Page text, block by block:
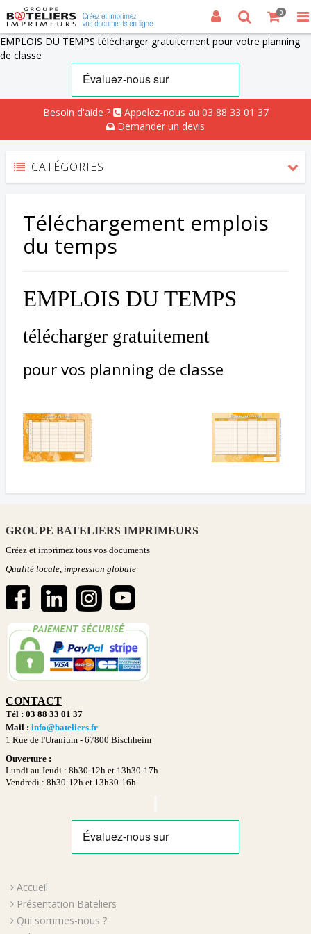
EMPLOIS DU TEMPS télécharger gratuitement pour votre planning
de classe
Besoin d'aide ?
Appelez-nous au 03 88 33 01 37
Demander un devis
0
CATÉGORIES
Téléchargement emplois
du temps
EMPLOIS DU TEMPS
télécharger gratuitement
pour vos planning de classe
GROUPE BATELIERS IMPRIMEURS
Créez et imprimez tous vos documents
Qualité locale, impression globale
CONTACT
Tél : 03 88 33 01 37
Mail : info@bateliers.fr
1 Rue de l'Uranium - 67800 Bischheim
Ouverture :
Lundi au Jeudi : 8h30-12h et 13h30-17h
Vendredi : 8h30-12h et 13h30-16h
Accueil
Présentation Bateliers
Qui sommes-nous ?